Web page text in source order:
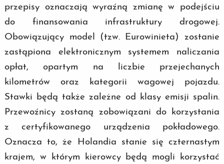
przepisy oznaczają wyraźną zmianę w podejściu
do finansowania infrastruktury drogowej.
Obowiązujący model (tzw. Eurowinieta) zostanie
zastąpiona elektronicznym systemem naliczania
opłat, opartym na liczbie przejechanych
kilometrów oraz kategorii wagowej pojazdu.
Stawki będą także zależne od klasy emisji spalin.
Przewoźnicy zostaną zobowiązani do korzystania
z certyfikowanego urządzenia pokładowego.
Oznacza to, że Holandia stanie się czternastym
krajem, w którym kierowcy będą mogli korzystać